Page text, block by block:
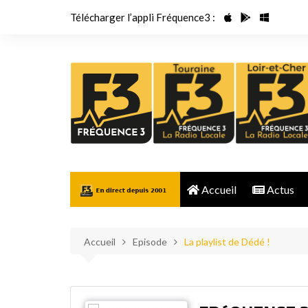
Télécharger l’appli Fréquence3 :
Accueil Actus
Accueil Episode La playlist de Dédé !